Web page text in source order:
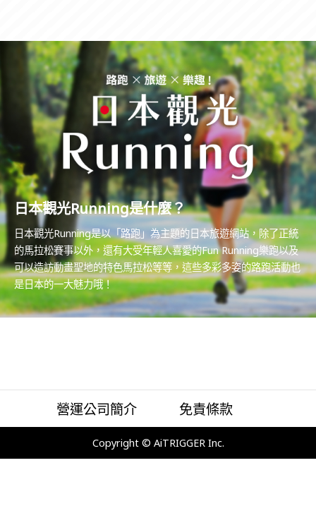
日本觀光Running是什麼？
日本觀光Running是以「路跑」為主題的日本旅遊網站，除了正統
的馬拉松賽事以外，還有大受年輕人喜愛的Fun Running樂跑以及
可以造訪動畫聖地的特色馬拉松等等，這些多彩多姿的路跑活動也
是日本的一大魅力哦！
營運公司簡介 免責條款
Copyright © AiTRIGGER Inc.